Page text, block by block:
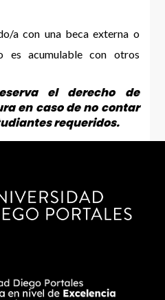
a con una beca externa o
es acumulable con otros
el derecho de
en caso de no contar
requeridos.